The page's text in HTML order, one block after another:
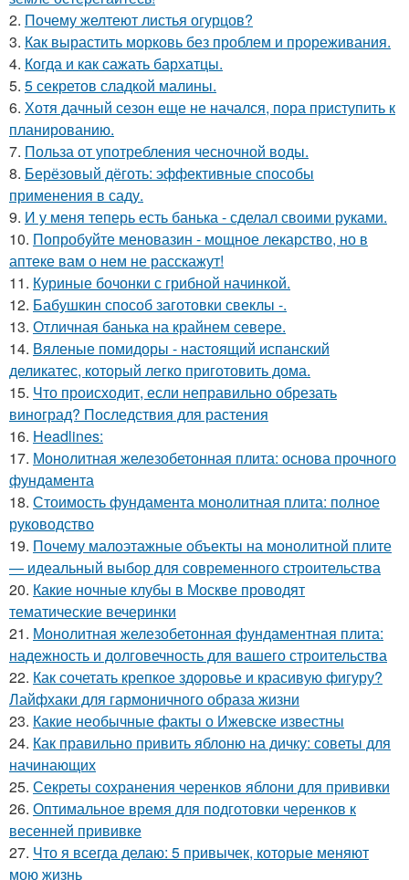
2. Почему желтеют листья огурцов?
3. Как вырастить морковь без проблем и прореживания.
4. Когда и как сажать бархатцы.
5. 5 секретов сладкой малины.
6. Хотя дачный сезон еще не начался, пора приступить к
планированию.
7. Польза от употребления чесночной воды.
8. Берёзовый дёготь: эффективные способы
применения в саду.
9. И у меня теперь есть банька - сделал своими руками.
10. Попробуйте меновазин - мощное лекарство, но в
аптеке вам о нем не расскажут!
11. Куриные бочонки с грибной начинкой.
12. Бабушкин способ заготовки свеклы -.
13. Отличная банька на крайнем севере.
14. Вяленые помидоры - настоящий испанский
деликатес, который легко приготовить дома.
15. Что происходит, если неправильно обрезать
виноград? Последствия для растения
16. Headlines:
17. Монолитная железобетонная плита: основа прочного
фундамента
18. Стоимость фундамента монолитная плита: полное
руководство
19. Почему малоэтажные объекты на монолитной плите
— идеальный выбор для современного строительства
20. Какие ночные клубы в Москве проводят
тематические вечеринки
21. Монолитная железобетонная фундаментная плита:
надежность и долговечность для вашего строительства
22. Как сочетать крепкое здоровье и красивую фигуру?
Лайфхаки для гармоничного образа жизни
23. Какие необычные факты о Ижевске известны
24. Как правильно привить яблоню на дичку: советы для
начинающих
25. Секреты сохранения черенков яблони для прививки
26. Оптимальное время для подготовки черенков к
весенней прививке
27. Что я всегда делаю: 5 привычек, которые меняют
мою жизнь